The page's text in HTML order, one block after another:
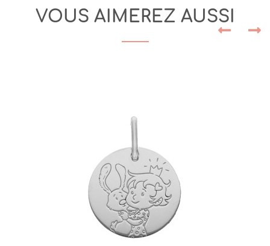
VOUS AIMEREZ AUSSI